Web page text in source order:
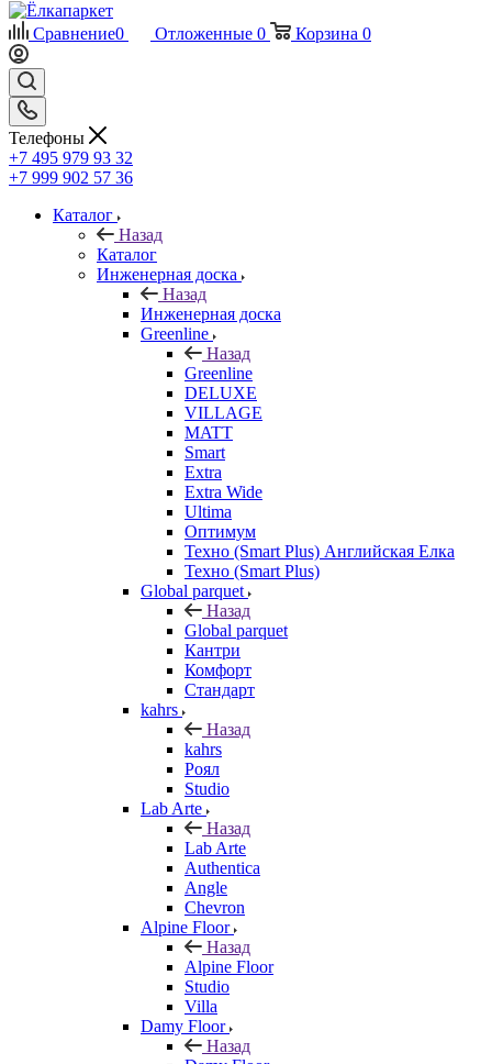
Сравнение0 Отложенные 0 Корзина 0
Телефоны
+7 495 979 93 32
+7 999 902 57 36
Каталог
Назад
Каталог
Инженерная доска
Назад
Инженерная доска
Greenline
Назад
Greenline
DELUXE
VILLAGE
MATT
Smart
Extra
Extra Wide
Ultima
Оптимум
Техно (Smart Plus) Английская Елка
Техно (Smart Plus)
Global parquet
Назад
Global parquet
Кантри
Комфорт
Стандарт
kahrs
Назад
kahrs
Роял
Studio
Lab Arte
Назад
Lab Arte
Authentica
Angle
Chevron
Alpine Floor
Назад
Alpine Floor
Studio
Villa
Damy Floor
Назад